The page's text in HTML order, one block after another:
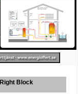
Right Block